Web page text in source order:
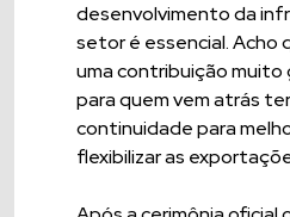
desenvolvimento da
setor é essencial. Acho
uma contribuição muito
para quem vem atrás
continuidade para
flexibilizar as